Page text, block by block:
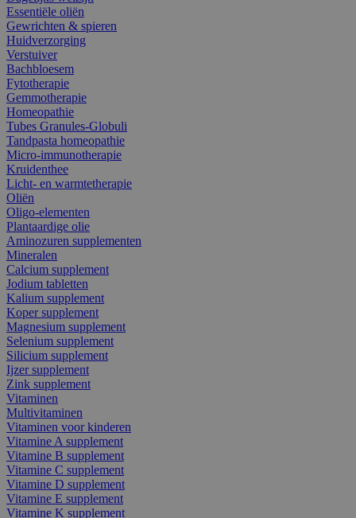
Essentiële oliën
Gewrichten & spieren
Huidverzorging
Verstuiver
Bachbloesem
Fytotherapie
Gemmotherapie
Homeopathie
Tubes Granules-Globuli
Tandpasta homeopathie
Micro-immunotherapie
Kruidenthee
Licht- en warmtetherapie
Oliën
Oligo-elementen
Plantaardige olie
Aminozuren supplementen
Mineralen
Calcium supplement
Jodium tabletten
Kalium supplement
Koper supplement
Magnesium supplement
Selenium supplement
Silicium supplement
Ijzer supplement
Zink supplement
Vitaminen
Multivitaminen
Vitaminen voor kinderen
Vitamine A supplement
Vitamine B supplement
Vitamine C supplement
Vitamine D supplement
Vitamine E supplement
Vitamine K supplement